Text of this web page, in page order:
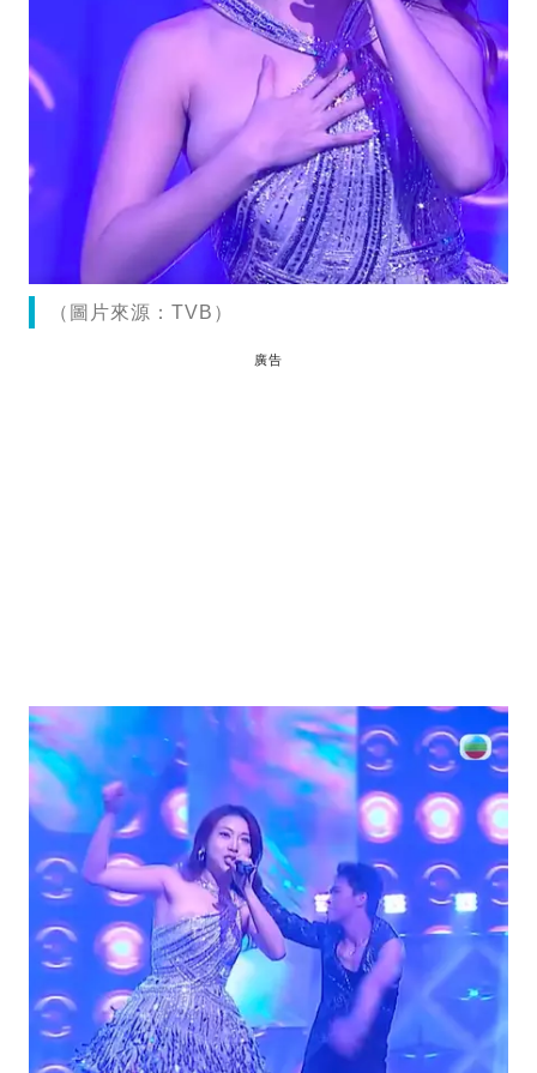
（圖片來源：TVB）
廣告